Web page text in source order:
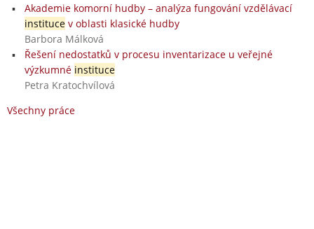
Akademie komorní hudby – analýza fungování vzdělávací
institucev oblasti klasické hudby
Barbora Málková
Řešení nedostatků v procesu inventarizace u veřejné
výzkumné instituce
Petra Kratochvílová
Všechny práce